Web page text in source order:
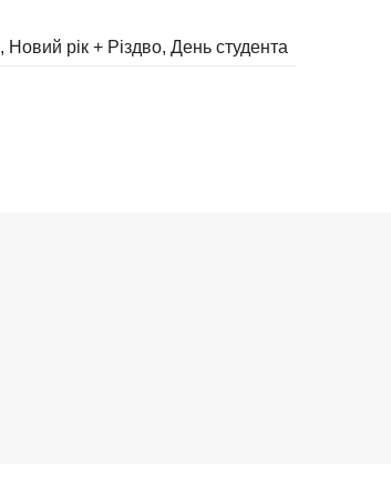
Новий рік + Різдво День студента